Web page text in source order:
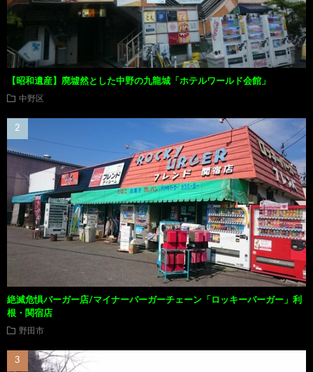
【昭和遺産】廃墟然とした中野の九龍城「ホテルワールド会館」
中野区
絶滅危惧バーガー店/マイナーバーガーチェーン「ロッキーバーガー」利
根・関宿店
野田市